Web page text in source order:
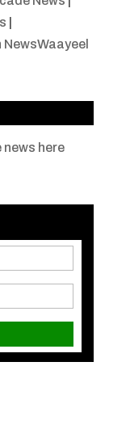
NewsWaayeel
news here